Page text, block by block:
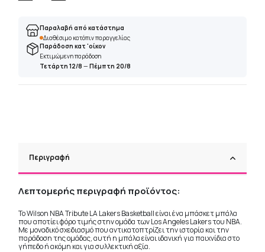
Παραλαβή από κατάστημα
Διαθέσιμο κατόπιν παραγγελίας
Παράδοση κατ 'οίκον
Εκτιμώμενη παράδοση
Τετάρτη 12/8 —Πέμπτη 20/8
Περιγραφή
Λεπτομερής περιγραφή προϊόντος:
Το Wilson NBA Tribute LA Lakers Basketball είναι ένα μπάσκετ μπάλα
που αποτίει φόρο τιμής στην ομάδα των Los Angeles Lakers του NBA.
Με μοναδικό σχεδιασμό που αντικατοπτρίζει την ιστορία και την
παράδοση της ομάδας, αυτή η μπάλα είναι ιδανική για παιχνίδια στο
γήπεδο ή ακόμη και για συλλεκτική αξία.